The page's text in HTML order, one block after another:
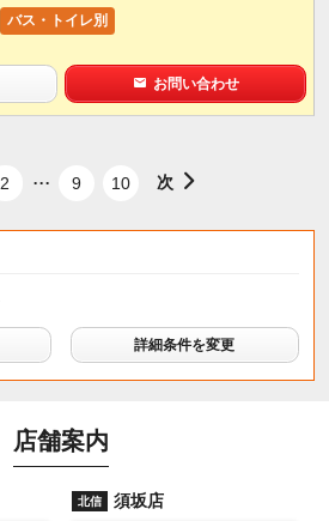
バス・トイレ別
お問い合わせ
2 ... 9 10 次
詳細条件を変更
店舗案内
北信 須坂店